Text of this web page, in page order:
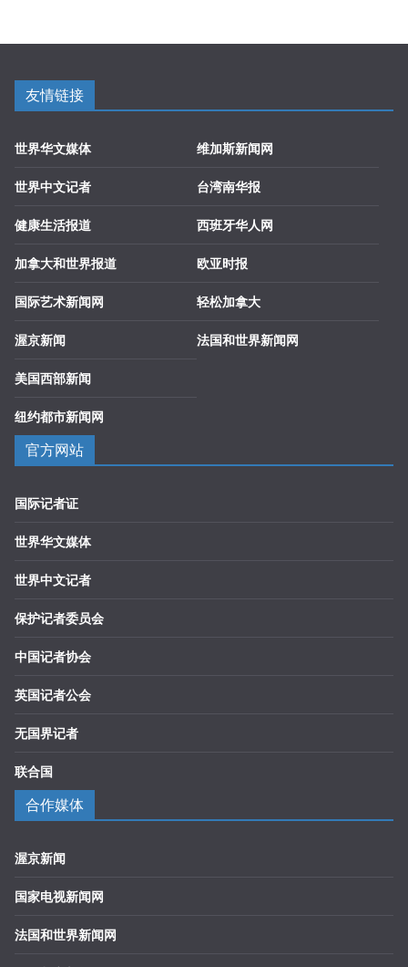
友情链接
世界华文媒体
世界中文记者
健康生活报道
加拿大和世界报道
国际艺术新闻网
渥京新闻
美国西部新闻
纽约都市新闻网
维加斯新闻网
台湾南华报
西班牙华人网
欧亚时报
轻松加拿大
法国和世界新闻网
官方网站
国际记者证
世界华文媒体
世界中文记者
保护记者委员会
中国记者协会
英国记者公会
无国界记者
联合国
合作媒体
渥京新闻
国家电视新闻网
法国和世界新闻网